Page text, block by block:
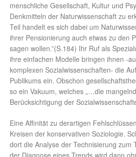
menschliche Gesellschaft, Kultur und
Denkmitteln der Naturwissenschaft zu
Teil handelt es sich dabei um
ihrer Pensionierung auch etwas zu den
sagen wollen.”(S.184) Ihr Ruf als
ihre einfachen Modelle bringen ihnen -
komplexen Sozialwissenschaften- die
Publikums ein. Obschon
so ein Vakuum, welches „…die
Berücksichtigung der
Eine Affinität zu derartigen
Kreisen der konservativen Soziologie.
dort die Analyse der Technisierung zum